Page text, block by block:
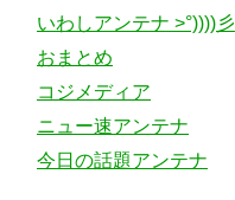
いわしアンテナ >°))))彡
おまとめ
コジメディア
ニュー速アンテナ
今日の話題アンテナ